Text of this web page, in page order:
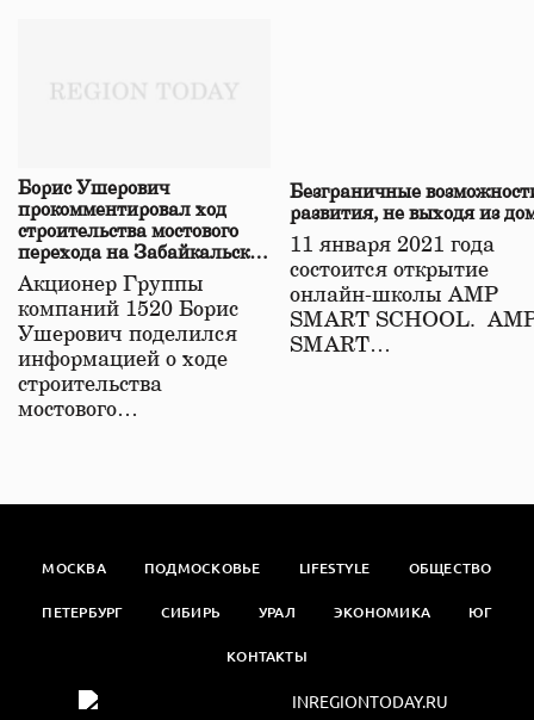
Борис Ушерович
прокомментировал ход
строительства мостового
перехода на Забайкальской
железной дороге
Акционер Группы
компаний 1520 Борис
Ушерович поделился
информацией о ходе
строительства
мостового…
Безграничные
развития, не выходя из
11 января 2021 года
состоится открытие
онлайн-школы АМР
SMART SCHOOL.
SMART…
МОСКВА ПОДМОСКОВЬЕ LIFESTYLE ОБЩЕСТВО
ПЕТЕРБУРГ СИБИРЬ УРАЛ ЭКОНОМИКА ЮГ
КОНТАКТЫ